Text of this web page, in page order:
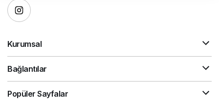
Kurumsal
Bağlantılar
Popüler Sayfalar